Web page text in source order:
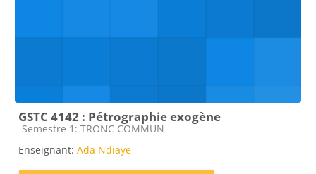
GSTC 4142 : Pétrographie exogène
Catégorie de cours
Semestre 1: TRONC COMMUN
Enseignant: Ada Ndiaye